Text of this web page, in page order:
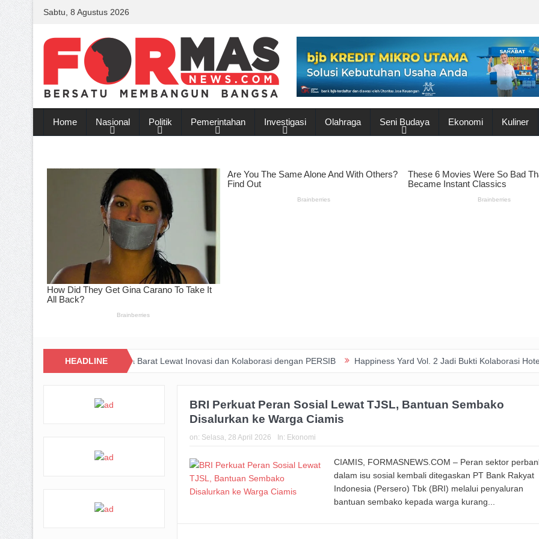
Sabtu, 8 Agustus 2026
Home Nasional Politik Pemerintahan Investigasi Olahraga Seni Budaya Ekonomi Kuliner
HEADLINE
Pasar Jawa Barat Lewat Inovasi dan Kolaborasi dengan PERSIB Happiness Yard Vol. 2 Jadi Bukti Kolaborasi Hotel dan
BRI Perkuat Peran Sosial Lewat TJSL, Bantuan Sembako
Disalurkan ke Warga Ciamis
on: Selasa, 28 April 2026 In: Ekonomi
CIAMIS, FORMASNEWS.COM – Peran sektor
dalam isu sosial kembali ditegaskan PT Bank Rakyat
Indonesia (Persero) Tbk (BRI) melalui penyaluran
bantuan sembako kepada warga kurang...